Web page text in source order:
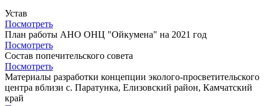
Устав
Посмотреть
План работы АНО ОНЦ "Ойкумена" на 2021 год
Посмотреть
Состав попечительского совета
Посмотреть
Материалы разработки концепции эколого-просветительского
центра вблизи с. Паратунка, Елизовский район, Камчатский
край